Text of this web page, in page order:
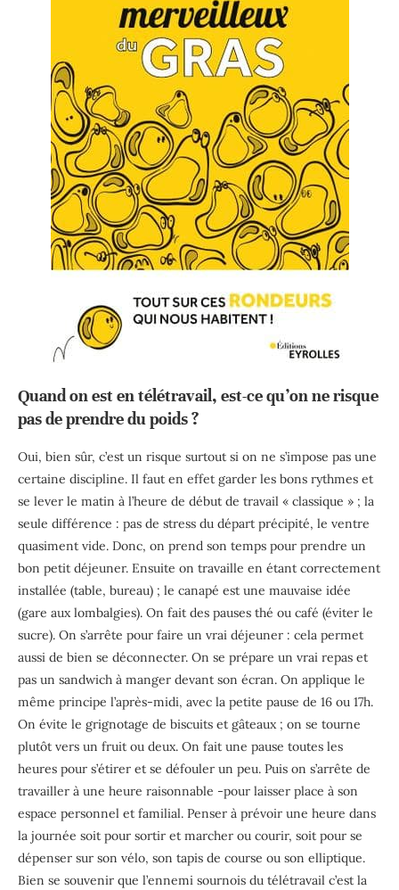
Quand on est en télétravail, est-ce qu’on ne risque
pas de prendre du poids ?
Oui, bien sûr, c’est un risque surtout si on ne s’impose pas une
certaine discipline. Il faut en effet garder les bons rythmes et
se lever le matin à l’heure de début de travail « classique » ; la
seule différence : pas de stress du départ précipité, le ventre
quasiment vide. Donc, on prend son temps pour prendre un
bon petit déjeuner. Ensuite on travaille en étant correctement
installée (table, bureau) ; le canapé est une mauvaise idée
(gare aux lombalgies). On fait des pauses thé ou café (éviter le
sucre). On s’arrête pour faire un vrai déjeuner : cela permet
aussi de bien se déconnecter. On se prépare un vrai repas et
pas un sandwich à manger devant son écran. On applique le
même principe l’après-midi, avec la petite pause de 16 ou 17h.
On évite le grignotage de biscuits et gâteaux ; on se tourne
plutôt vers un fruit ou deux. On fait une pause toutes les
heures pour s’étirer et se défouler un peu. Puis on s’arrête de
travailler à une heure raisonnable -pour laisser place à son
espace personnel et familial. Penser à prévoir une heure dans
la journée soit pour sortir et marcher ou courir, soit pour se
dépenser sur son vélo, son tapis de course ou son elliptique.
Bien se souvenir que l’ennemi sournois du télétravail c’est la